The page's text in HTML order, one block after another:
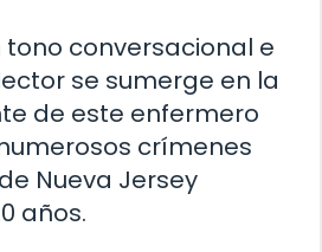
tono conversacional e
se sumerge en la
de este enfermero
crímenes
Nueva Jersey
años.